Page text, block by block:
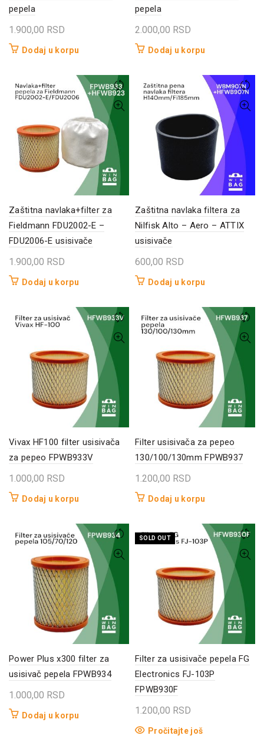
pepela
1.900,00 RSD
Dodaj u korpu
pepela
2.000,00 RSD
Dodaj u korpu
Zaštitna navlaka+filter za
Fieldmann FDU2002-E –
FDU2006-E usisivače
1.900,00 RSD
Dodaj u korpu
Zaštitna navlaka filtera za
Nilfisk Alto – Aero – ATTIX
usisivače
600,00 RSD
Dodaj u korpu
Vivax HF100 filter usisivača
za pepeo FPWB933V
1.000,00 RSD
Dodaj u korpu
Filter usisivača za pepeo
130/100/130mm FPWB937
1.200,00 RSD
Dodaj u korpu
Power Plus x300 filter za
usisivač pepela FPWB934
1.000,00 RSD
Dodaj u korpu
SOLD OUT
Filter za usisivače pepela FG
Electronics FJ-103P
FPWB930F
1.200,00 RSD
Pročitajte još